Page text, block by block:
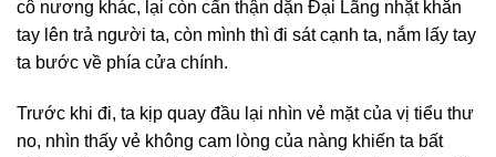
cô nương khác, lại còn cẩn thận dặn Đại Lãng nhặt khăn
tay lên trả người ta, còn mình thì đi sát cạnh ta, nắm lấy tay
ta bước về phía cửa chính.
Trước khi đi, ta kịp quay đầu lại nhìn vẻ mặt của vị tiểu thư
no, nhìn thấy vẻ không cam lòng của nàng khiến ta bất